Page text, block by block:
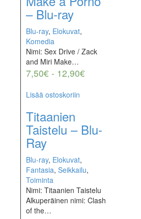
– Blu-ray
Blu-ray, Elokuvat,
Komedia
Nimi: Sex Drive / Zack
and Miri Make…
7,50€ - 12,90€
Lisää ostoskoriin
Titaanien
Taistelu – Blu-
Ray
Blu-ray, Elokuvat,
Fantasia, Seikkailu,
Toiminta
Nimi: Titaanien Taistelu
Alkuperäinen nimi: Clash
of the…